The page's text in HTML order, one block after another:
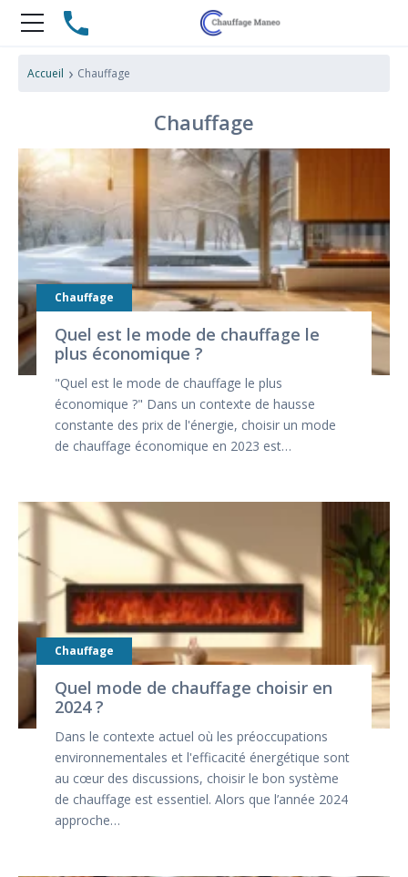
Chauffage
Accueil › Chauffage
Chauffage
Quel est le mode de chauffage le
plus économique ?
"Quel est le mode de chauffage le plus
économique ?" Dans un contexte de hausse
constante des prix de l'énergie, choisir un mode
de chauffage économique en 2023 est…
Chauffage
Quel mode de chauffage choisir en
2024 ?
Dans le contexte actuel où les préoccupations
environnementales et l'efficacité énergétique sont
au cœur des discussions, choisir le bon système
de chauffage est essentiel. Alors que l’année 2024
approche…